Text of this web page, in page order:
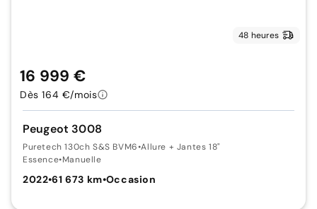
48 heures
Peugeot 3008
Puretech 130ch S&S BVM6•Allure + Jantes 18"
Essence•Manuelle
2022•61 673 km•Occasion
16 999 €
Dès 164 €/mois